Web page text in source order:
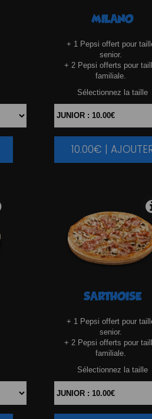
MILANO
+ 1 Pepsi offert pour
senior.
+ 2 Pepsi offerts pour
familiale.
Sélectionnez la taille
|
10.00€ |
SARTHOISE
+ 1 Pepsi offert pour
senior.
+ 2 Pepsi offerts pour
familiale.
Sélectionnez la taille